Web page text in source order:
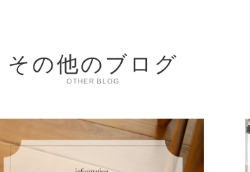
その他のブログ
OTHER BLOG